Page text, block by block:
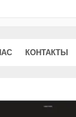
КОНТАКТЫ